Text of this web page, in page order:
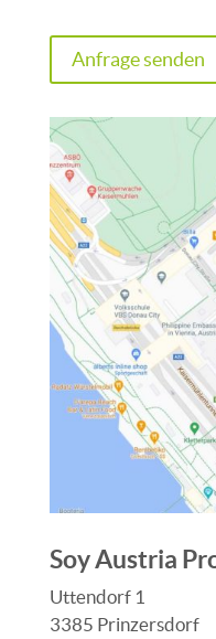
Anfrage senden
Soy Austria
Uttendorf 1
3385 Prinzersdorf